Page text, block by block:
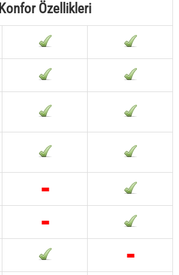
Konfor Özellikleri